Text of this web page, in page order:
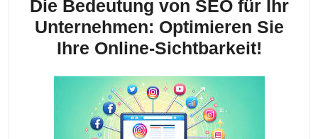
Ihren
Erfolg!
Die Bedeutung von SEO für Ihr
Unternehmen: Optimieren Sie
Ihre Online-Sichtbarkeit!